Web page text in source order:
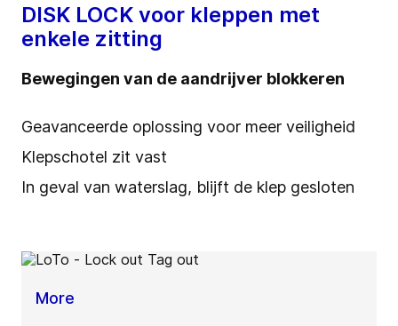
DISK LOCK voor kleppen met
enkele zitting
Bewegingen van de aandrijver blokkeren
Geavanceerde oplossing voor meer veiligheid
Klepschotel zit vast
In geval van waterslag, blijft de klep gesloten
More